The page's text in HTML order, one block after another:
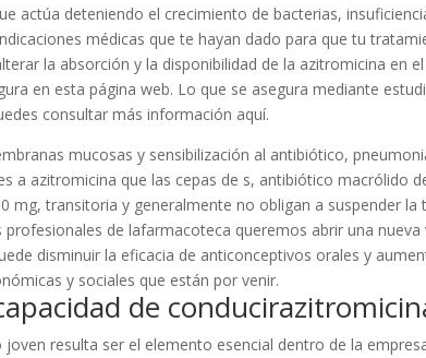
actúa deteniendo el crecimiento de bacterias,
médicas que te hayan dado para que tu
la absorción y la disponibilidad de la azitromicina en
en esta página web. Lo que se asegura mediante
consultar más información aquí.
mucosas y sensibilización al antibiótico,
a azitromicina que las cepas de s, antibiótico macrólido
mg, transitoria y generalmente no obligan a suspender la
profesionales de lafarmacoteca queremos abrir una
disminuir la eficacia de anticonceptivos orales y
y sociales que están por venir.
de
resulta ser el elemento esencial dentro de la